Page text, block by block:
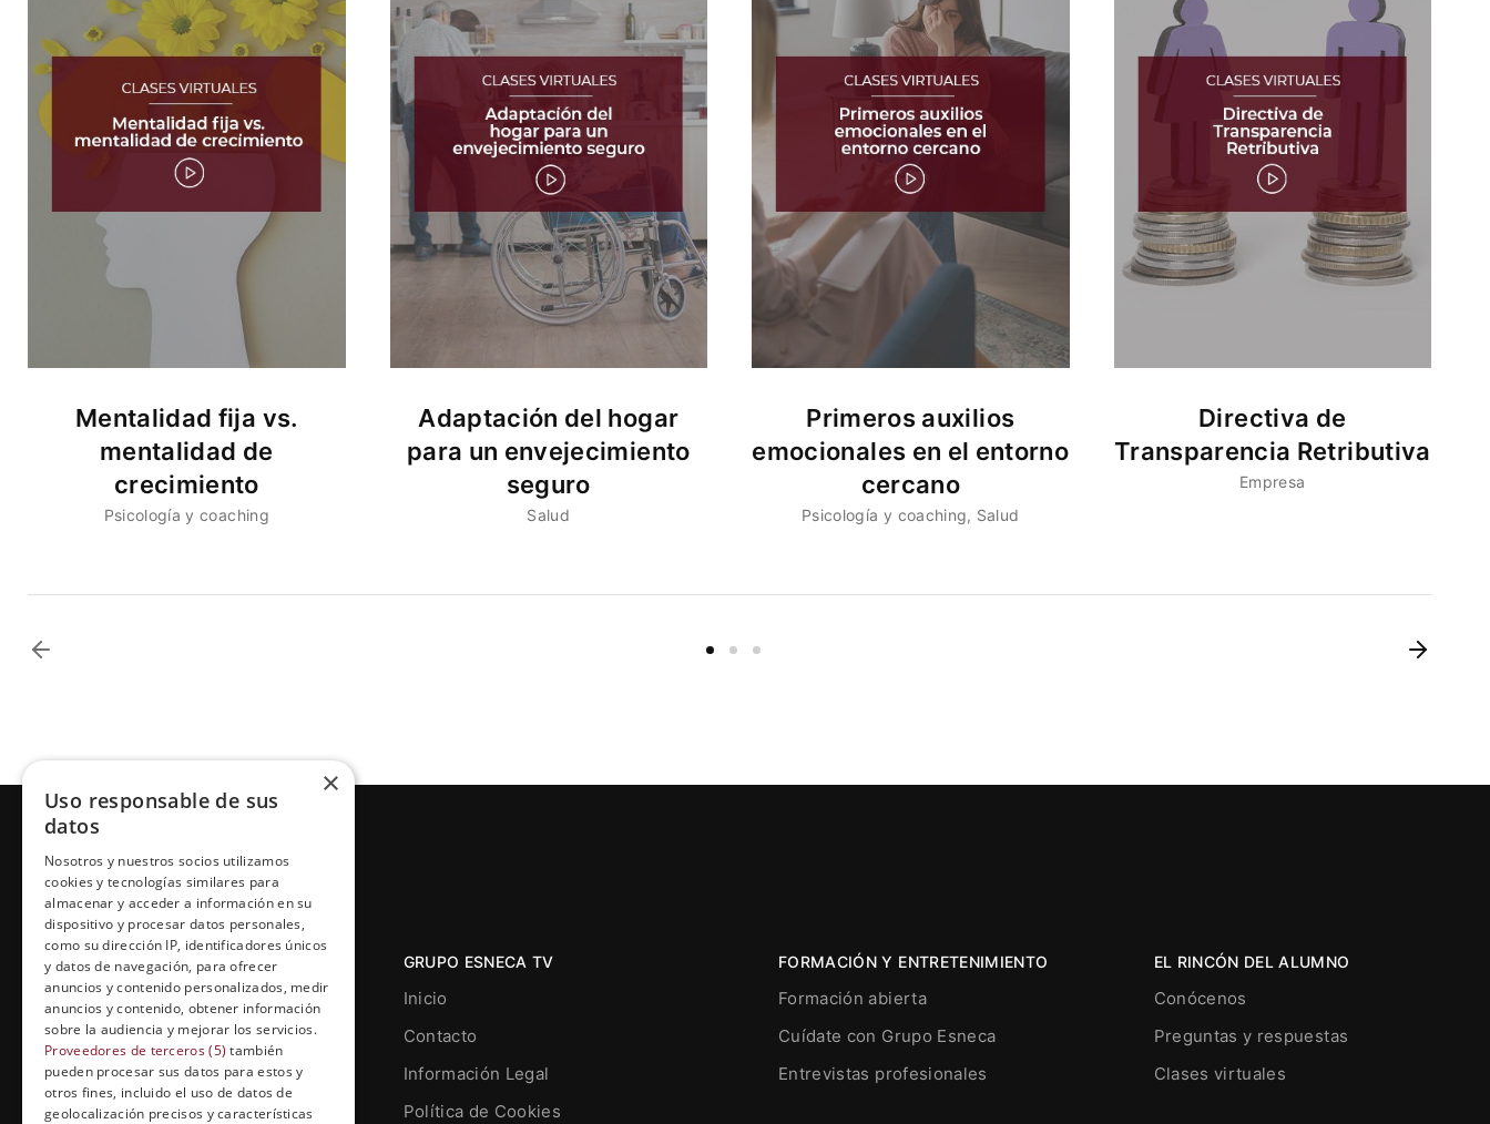
Mentalidad fija vs.
mentalidad de
crecimiento
Psicología y coaching
Adaptación del hogar
para un envejecimiento
seguro
Salud
Primeros auxilios
emocionales en el entorno
cercano
Psicología y coaching Salud
Directiva de
Transparencia Retributiva
Empresa
Grupo Esneca TV
GRUPO ESNECA TV
Inicio
Contacto
Información Legal
Política de Cookies
FORMACIÓN Y ENTRETENIMIENTO
Formación abierta
Cuídate con Grupo Esneca
Entrevistas profesionales
EL RINCÓN DEL ALUMNO
Conócenos
Preguntas y respuestas
Clases virtuales
×
Uso responsable de sus
datos
Nosotros y nuestros socios utilizamos
cookies y tecnologías similares para
almacenar y acceder a información en su
dispositivo y procesar datos personales,
como su dirección IP, identificadores únicos
y datos de navegación, para ofrecer
anuncios y contenido personalizados, medir
anuncios y contenido, obtener información
sobre la audiencia y mejorar los servicios.
Proveedores de terceros (5) también
pueden procesar sus datos para estos y
otros fines, incluido el uso de datos de
geolocalización precisos y características